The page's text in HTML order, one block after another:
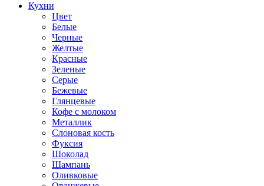
Кухни
Цвет
Белые
Черные
Желтые
Красные
Зеленые
Серые
Бежевые
Глянцевые
Кофе с молоком
Металлик
Слоновая кость
Фуксия
Шоколад
Шампань
Оливковые